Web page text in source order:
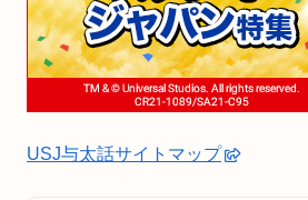
USJ与太話サイトマップ